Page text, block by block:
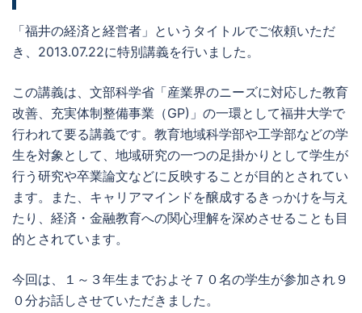
「福井の経済と経営者」というタイトルでご依頼いただ
き、2013.07.22に特別講義を行いました。
この講義は、文部科学省「産業界のニーズに対応した教育
改善、充実体制整備事業（GP)」の一環として福井大学で
行われて要る講義です。教育地域科学部や工学部などの学
生を対象として、地域研究の一つの足掛かりとして学生が
行う研究や卒業論文などに反映することが目的とされてい
ます。また、キャリアマインドを醸成するきっかけを与え
たり、経済・金融教育への関心理解を深めさせることも目
的とされています。
今回は、１～３年生までおよそ７０名の学生が参加され９
０分お話しさせていただきました。